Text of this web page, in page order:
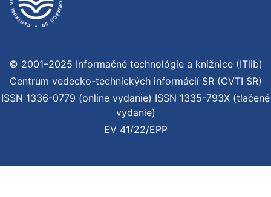
© 2001–2025 Informačné technológie a knižnice (ITlib)
Centrum vedecko-technických informácií SR (CVTI SR)
ISSN 1336-0779 (online vydanie) ISSN 1335-793X (tlačené
vydanie)
EV 41/22/EPP